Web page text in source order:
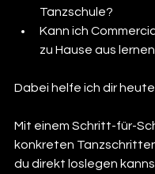
Tanzschule?
Kann ich
zu Hause aus
Dabei helfe ich dir
Mit einem Schritt-für-
konkreten
du direkt loslegen